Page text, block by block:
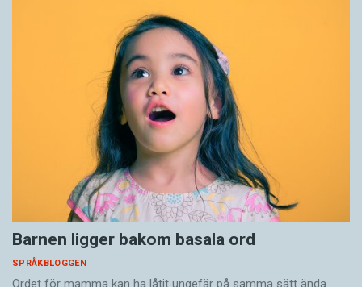
Barnen ligger bakom basala ord
SPRÅKBLOGGEN